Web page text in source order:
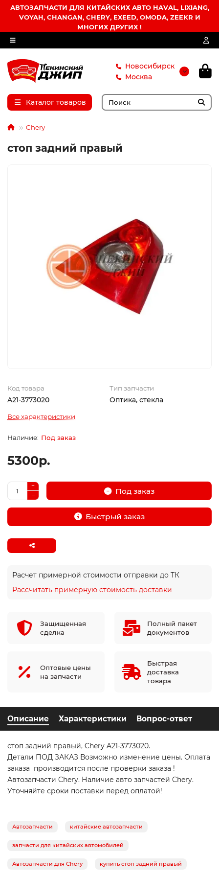
АВТОЗАПЧАСТИ ДЛЯ КИТАЙСКИХ АВТО HAVAL, LIXIANG,
VOYAH, CHANGAN, CHERY, EXEED, OMODA, ZEEKR И
МНОГИХ ДРУГИХ !
Новосибирск
Москва
Каталог товаров
Chery
стоп задний правый
Код товара
A21-3773020
Тип запчасти
Оптика, стекла
Все характеристики
Под заказ
5300р.
Под заказ
Быстрый заказ
Расчет примерной стоимости отправки до ТК
Рассчитать примерную стоимость доставки
Защищенная
сделка
Полный пакет
документов
Оптовые цены
на запчасти
Быстрая
доставка
товара
Описание Характеристики Вопрос-ответ
стоп задний правый, Chery A21-3773020.
Детали ПОД ЗАКАЗ Возможно изменение цены. Оплата
заказа производится после проверки заказа !
Автозапчасти Chery. Наличие авто запчастей Chery.
Уточняйте сроки поставки перед оплатой!
Автозапчасти китайские автозапчасти
запчасти для китайских автомобилей
Автозапчасти для Chery купить стоп задний правый